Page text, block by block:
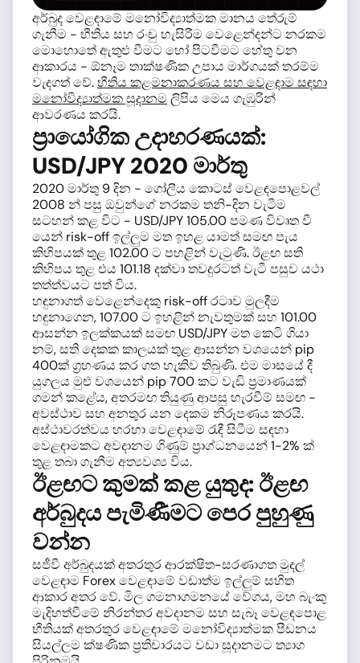
අර්බුද වෙළඳාමේ මනෝවිද්‍යාත්මක මානය තේරුම්
ගැනීම - භීතිය සහ රංචු හැසිරීම වෙළෙන්දන්ට නරකම
මොහොතේ ඇතුළු වීමට හෝ පිටවීමට හේතු වන
ආකාරය - ඕනෑම තාක්ෂණික උපාය මාර්ගයක් තරම්ම
වැදගත් වේ.භීතිය කළමනාකරණය සහ වෙළඳාම සඳහා
මනෝවිද්‍යාත්මක සූදානම ලිපිය මෙය ගැඹුරින්
ආවරණය කරයි.
ප්‍රායෝගික උදාහරණයක්:
USD/JPY 2020 මාර්තු
2020 මාර්තු 9 දින - ගෝලීය කොටස් වෙළඳපොළවල්
2008 න් පසු ඔවුන්ගේ නරකම තනි-දින වැටීම
සටහන් කළ විට - USD/JPY 105.00 පමණ විවෘත වී
යෙන් risk-off ඉල්ලුම මත ඉහළ යාමත් සමඟ පැය
කිහිපයක් තුළ 102.00 ට පහළින් වැටුණි. ඊළඟ සති
කිහිපය තුළ එය 101.18 දක්වා තවදුරටත් වැටී පසුව යථා
තත්ත්වයට පත් විය.
හඳුනාගත් වෙළෙන්දෙකු risk-off රටාව මුලදීම
හඳුනාගෙන, 107.00 ට ඉහළින් නැවතුමක් සහ 101.00
ආසන්න ඉලක්කයක් සමඟ USD/JPY මත කෙටි ගියා
නම්, සති දෙකක කාලයක් තුළ ආසන්න වශයෙන් pip
400ක් ග්‍රහණය කර ගත හැකිව තිබුණි. එම මාසයේ දී
යුගලය මුළු වශයෙන් pip 700 කට වැඩි ප්‍රමාණයක්
ගමන් කළේය, අතරමඟ තියුණු ආපසු හැරවීම් සමඟ -
අවස්ථාව සහ අනතුර යන දෙකම නිරූපණය කරයි.
අස්ථාවරත්වය හරහා වෙළඳාමේ රැඳී සිටීම සඳහා
වෙළඳාමකට අවදානම ගිණුම් ප්‍රාග්ධනයෙන් 1-2% ක්
තුළ තබා ගැනීම අත්‍යවශ්‍ය විය.
ඊළඟට කුමක් කළ යුතුද: ඊළඟ
අර්බුදය පැමිණීමට පෙර පුහුණු
වන්න
සජීවී අර්බුදයක් අතරතුර ආරක්ෂිත-සරණාගත මුදල්
වෙළඳාම Forex වෙළඳාමේ වඩාත්ම ඉල්ලුම් සහිත
ආකාර අතර වේ. මිල ගමනාගමනයේ වේගය, මහ බැංකු
මැදිහත්වීමේ නිරන්තර අවදානම සහ සැබෑ වෙළඳපොළ
භීතියක් අතරතුර වෙළඳාමේ මනෝවිද්‍යාත්මක පීඩනය
සියල්ලම ක්ෂණික ප්‍රතිචාරයට වඩා සූදානමට ත්‍යාග